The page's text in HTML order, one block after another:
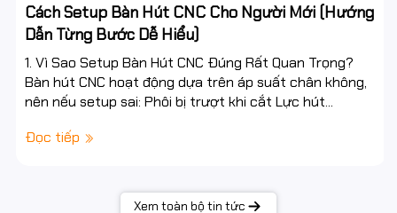
Cách Setup Bàn Hút CNC Cho Người Mới (Hướng
Dẫn Từng Bước Dễ Hiểu)
1. Vì Sao Setup Bàn Hút CNC Đúng Rất Quan Trọng?
Bàn hút CNC hoạt động dựa trên áp suất chân không,
nên nếu setup sai: Phôi bị trượt khi cắt Lực hút...
Đọc tiếp
Xem toàn bộ tin tức